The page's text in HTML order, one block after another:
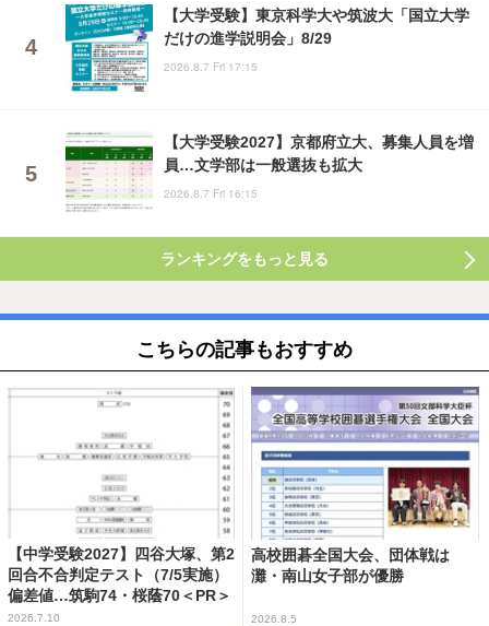
【大学受験】東京科学大や筑波大「国立大学
だけの進学説明会」8/29
2026.8.7 Fri 17:15
【大学受験2027】京都府立大、募集人員を増
員…文学部は一般選抜も拡大
2026.8.7 Fri 16:15
ランキングをもっと見る
こちらの記事もおすすめ
【中学受験2027】四谷大塚、第2
回合不合判定テスト（7/5実施）
偏差値…筑駒74・桜蔭70＜PR＞
2026.7.10
高校囲碁全国大会、団体戦は
灘・南山女子部が優勝
2026.8.5